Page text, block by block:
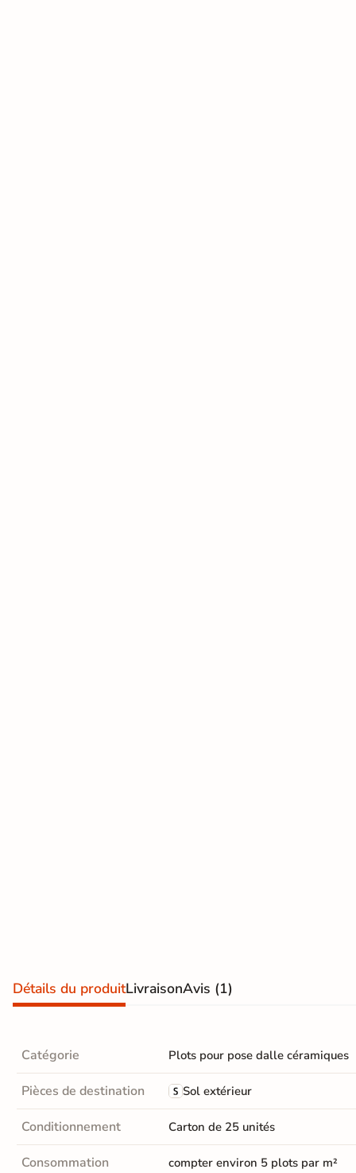
hexagonal
grand format
Carrelage extra fin
Voir tous les
formats
Détails du produitLivraisonAvis (1)
Catégorie Plots pour pose dalle céramiques
Pièces de destination Sol extérieur
Conditionnement Carton de 25 unités
Consommation compter environ 5 plots par m²